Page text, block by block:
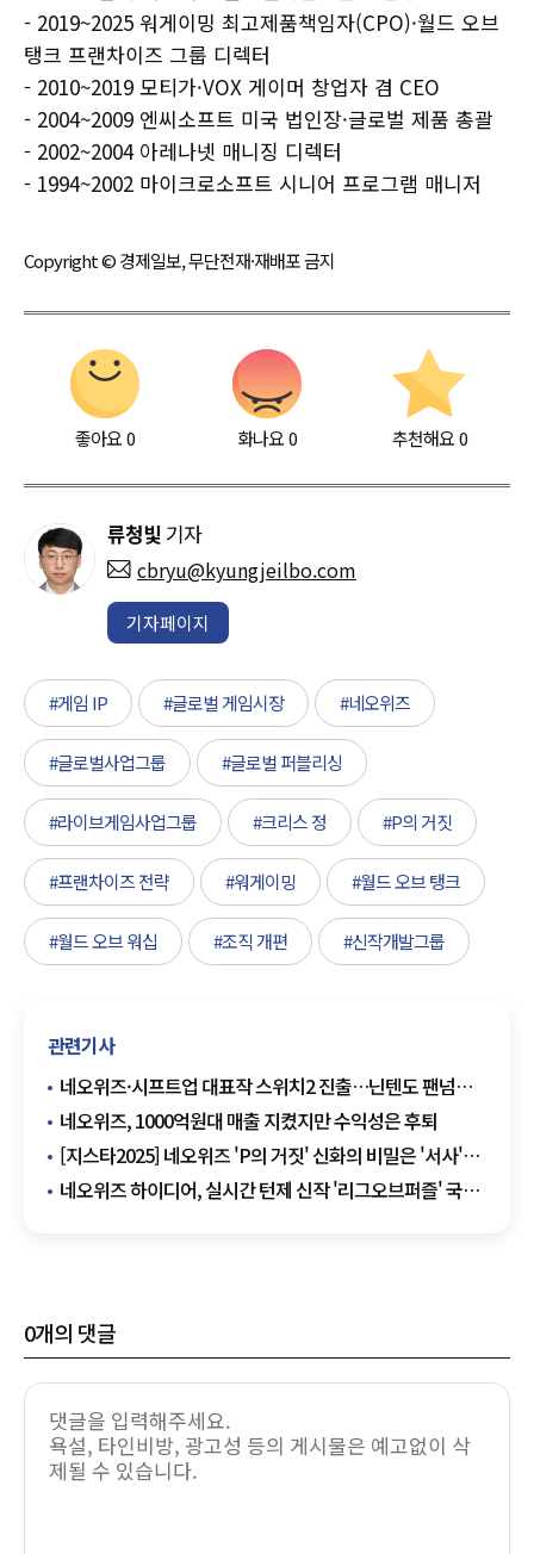
- 2019~2025 워게이밍 최고제품책임자(CPO)·월드 오브
탱크 프랜차이즈 그룹 디렉터
- 2010~2019 모티가·VOX 게이머 창업자 겸 CEO
- 2004~2009 엔씨소프트 미국 법인장·글로벌 제품 총괄
- 2002~2004 아레나넷 매니징 디렉터
- 1994~2002 마이크로소프트 시니어 프로그램 매니저
Copyright © 경제일보, 무단전재·재배포 금지
좋아요0 화나요0 추천해요 0
류청빛 기자
cbryu@kyungjeilbo.com
기자페이지
#게임 IP #글로벌 게임시장 #네오위즈
#글로벌사업그룹 #글로벌 퍼블리싱
#라이브게임사업그룹 #크리스 정 #P의 거짓
#프랜차이즈 전략 #워게이밍 #월드 오브 탱크
#월드 오브 워십 #조직 개편 #신작개발그룹
관련기사
네오위즈·시프트업 대표작 스위치2 진출…닌텐도 팬넘
노린다
네오위즈, 1000억원대 매출 지켰지만 수익성은 후퇴
[지스타2025] 네오위즈 'P의 거짓' 신화의 비밀은 '서사'…
K게임의 성공 방정식을 다시 쓰다
네오위즈 하이디어, 실시간 턴제 신작 '리그오브퍼즐' 국내
0개의 댓글